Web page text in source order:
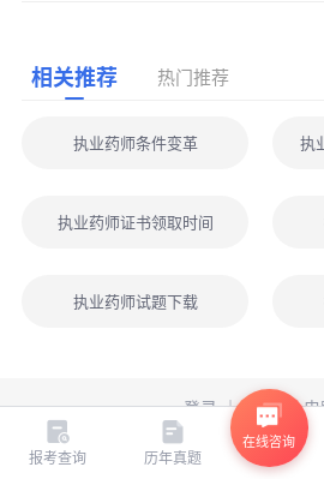
相关推荐 热门推荐
执业药师条件变革 执
执业药师证书领取时间
执业药师试题下载
登录｜ 注册｜电
版权所有©环球网校All
报考查询 历年真题
在线咨询